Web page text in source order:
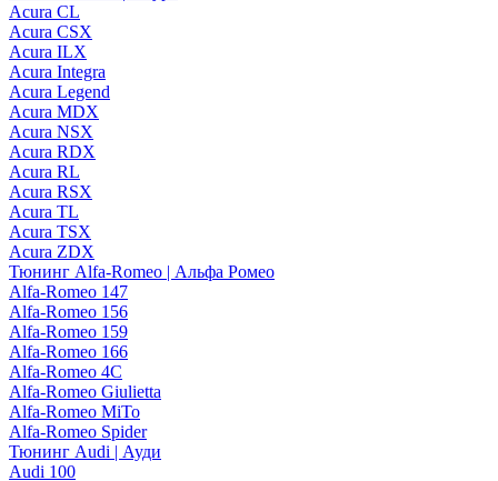
Acura CL
Acura CSX
Acura ILX
Acura Integra
Acura Legend
Acura MDX
Acura NSX
Acura RDX
Acura RL
Acura RSX
Acura TL
Acura TSX
Acura ZDX
Тюнинг Alfa-Romeo | Альфа Ромео
Alfa-Romeo 147
Alfa-Romeo 156
Alfa-Romeo 159
Alfa-Romeo 166
Alfa-Romeo 4C
Alfa-Romeo Giulietta
Alfa-Romeo MiTo
Alfa-Romeo Spider
Тюнинг Audi | Ауди
Audi 100